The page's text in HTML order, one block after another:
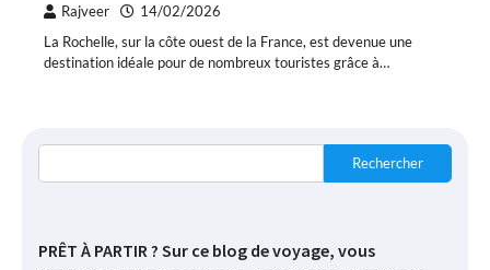
Rajveer 14/02/2026
La Rochelle, sur la côte ouest de la France, est devenue une
destination idéale pour de nombreux touristes grâce à…
Rechercher
PRÊT À PARTIR ? Sur ce blog de voyage, vous